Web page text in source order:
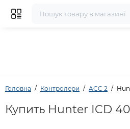
Головна Контролери ACC 2
Купить Hunter ICD